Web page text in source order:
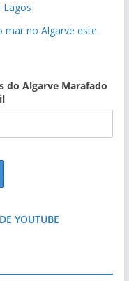
Lagos
mar no Algarve este
do Algarve Marafado
YOUTUBE